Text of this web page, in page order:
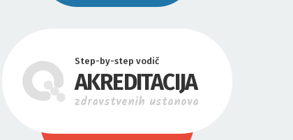
Step-by-step vodič
AKREDITACIJA
zdravstvenih ustanova